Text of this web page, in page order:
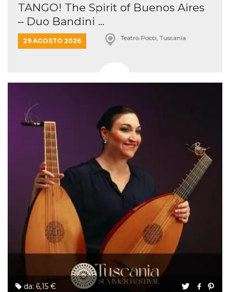
TANGO! The Spirit of Buenos Aires
– Duo Bandini ...
29 AGOSTO 2026 Teatro Pocci, Tuscania
da: 6,15 €